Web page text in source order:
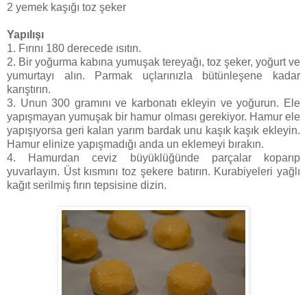
2 yemek kaşığı toz şeker
Yapılışı
1. Fırını 180 derecede ısıtın.
2. Bir yoğurma kabına yumuşak tereyağı, toz şeker, yoğurt ve
yumurtayı alın. Parmak uçlarınızla bütünleşene kadar
karıştırın.
3. Unun 300 gramını ve karbonatı ekleyin ve yoğurun. Ele
yapışmayan yumuşak bir hamur olması gerekiyor. Hamur ele
yapışıyorsa geri kalan yarım bardak unu kaşık kaşık ekleyin.
Hamur elinize yapışmadığı anda un eklemeyi bırakın.
4. Hamurdan ceviz büyüklüğünde parçalar koparıp
yuvarlayın. Üst kısmını toz şekere batırın. Kurabiyeleri yağlı
kağıt serilmiş fırın tepsisine dizin.